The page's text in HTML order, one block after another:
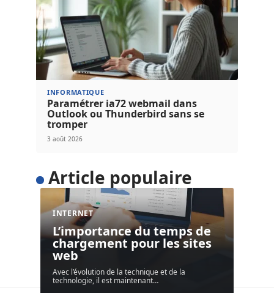
INFORMATIQUE
Paramétrer ia72 webmail dans
Outlook ou Thunderbird sans se
tromper
3 août 2026
Article populaire
INTERNET
L’importance du temps de
chargement pour les sites
web
Avec l’évolution de la technique et de la
technologie, il est maintenant…